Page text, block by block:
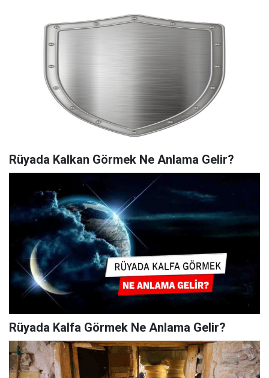
Rüyada Kalkan Görmek Ne Anlama Gelir?
Rüyada Kalfa Görmek Ne Anlama Gelir?